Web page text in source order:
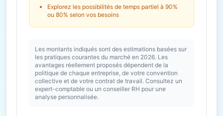
Explorez les possibilités de temps partiel à 90%
ou 80% selon vos besoins
Les montants indiqués sont des estimations basées sur
les pratiques courantes du marché en 2026. Les
avantages réellement proposés dépendent de la
politique de chaque entreprise, de votre convention
collective et de votre contrat de travail. Consultez un
expert-comptable ou un conseiller RH pour une
analyse personnalisée.